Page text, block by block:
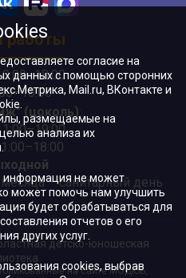
работы
(цоколь):
– санитарный день
детско-юношеская
на сайте МОДЮБ,
согласие на
данных с помощью сторонних
Mail.ru, ВКонтакте и
размещаемые на
анализа их
информация не может
может помочь нам улучшить
будет обрабатываться для
отчетов о его
других услуг.
cookies, выбрав